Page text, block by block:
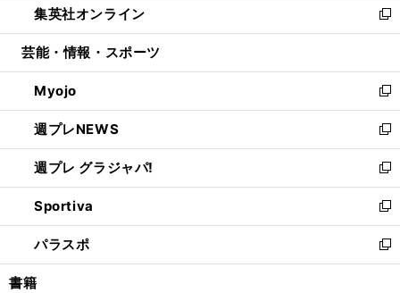
く
で
開
ド
ウ
開
く
ィ
ン
ウ
で
開
く
い
ウ
ン
ド
ウ
で
開
く
集英社オンライン
新
し
ウ
ィ
ン
ド
ウ
で
開
く
芸能・情報・スポーツ
Myojo
新
し
い
ウ
ィ
ン
ド
ウ
で
開
週プレNEWS
新
し
い
ウ
ィ
ン
ド
ウ
週プレ グラジャパ!
新
し
い
ウ
ィ
ン
Sportiva
新
し
い
ウ
パラスポ
新
し
書籍